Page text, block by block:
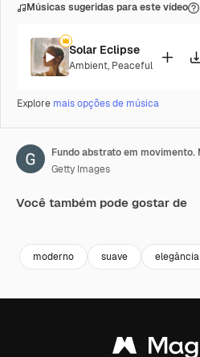
Músicas sugeridas para este vídeo
Solar Eclipse
Ambient, Peaceful
Explore mais opções de música
Getty Images
Você também pode gostar de
moderno suave elegância